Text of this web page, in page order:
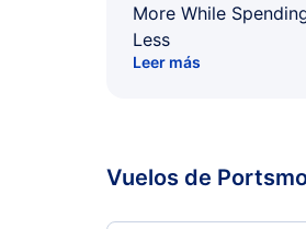
More While
Less
Leer más
Vuelos de